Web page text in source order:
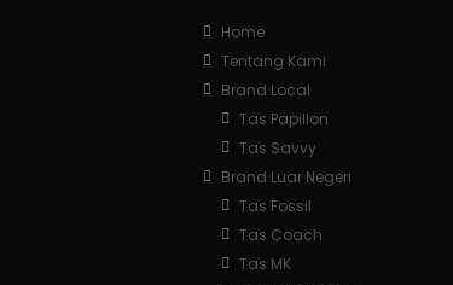
Home
Tentang Kami
Brand Local
Tas Papillon
Tas Savvy
Brand Luar Negeri
Tas Fossil
Tas Coach
Tas MK